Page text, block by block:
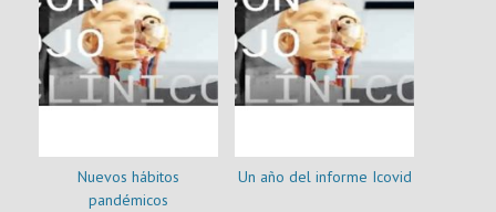
Nuevos hábitos
pandémicos
Un año del informe Icovid